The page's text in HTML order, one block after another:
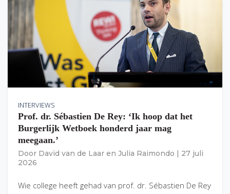
INTERVIEWS
Prof. dr. Sébastien De Rey: ‘Ik hoop dat het
Burgerlijk Wetboek honderd jaar mag
meegaan.’
Door David van de Laar en Julia Raimondo
27 juli
2026
Wie college heeft gehad van prof. dr. Sébastien De Rey